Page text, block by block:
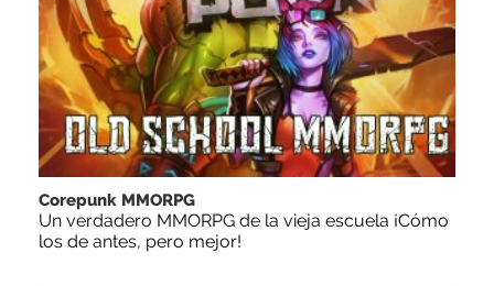
Corepunk MMORPG
Un verdadero MMORPG de la vieja escuela ¡Cómo
los de antes, pero mejor!